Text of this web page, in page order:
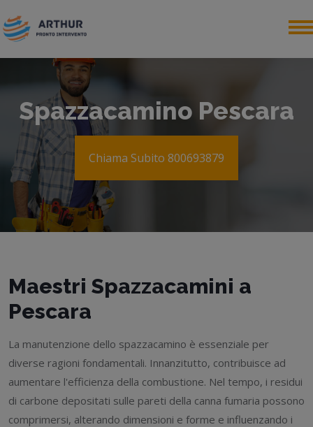
Spazzacamino Pescara
Chiama Subito 800693879
Maestri Spazzacamini a
Pescara
La manutenzione dello spazzacamino è essenziale per
diverse ragioni fondamentali. Innanzitutto, contribuisce ad
aumentare l'efficienza della combustione. Nel tempo, i residui
di carbone depositati sulle pareti della canna fumaria possono
comprimersi, alterando dimensioni e forme e influenzando i